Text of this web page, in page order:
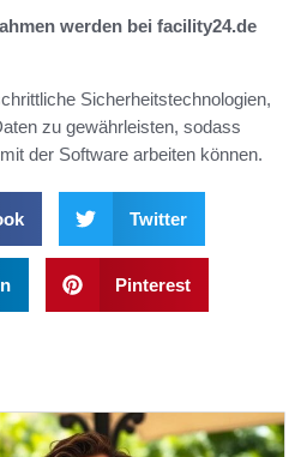
werden bei facility24.de
Sicherheitstechnologien,
zu gewährleisten, sodass
der Software arbeiten können.
Twitter
Pinterest